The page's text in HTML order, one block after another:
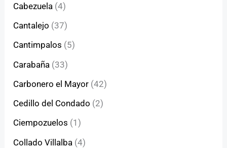
Cabezuela (4)
Cantalejo (37)
Cantimpalos (5)
Carabaña (33)
Carbonero el Mayor (42)
Cedillo del Condado (2)
Ciempozuelos (1)
Collado Villalba (4)